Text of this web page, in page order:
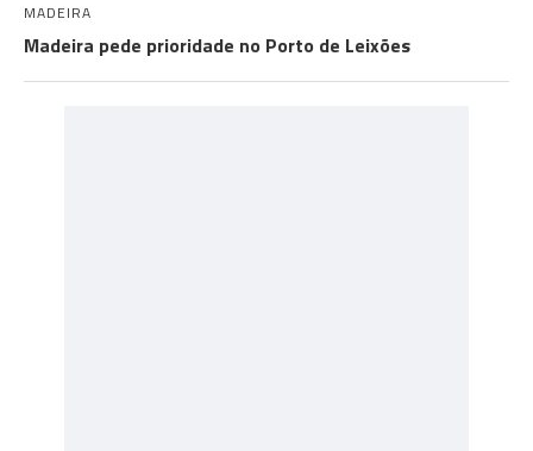
MADEIRA
Madeira pede prioridade no Porto de Leixões